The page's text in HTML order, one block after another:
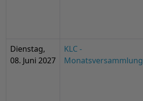
Dienstag,
08. Juni 2027
KLC -
Monatsversammlung